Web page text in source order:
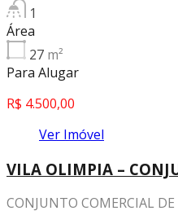
1
Área
27 m²
Para Alugar
R$ 4.500,00
Ver Imóvel
VILA OLIMPIA –
CONJUNTO COMERCIAL